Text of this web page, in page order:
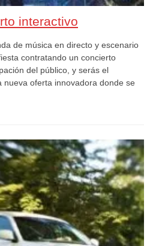
interactivo
de música en directo y escenario
contratando un concierto
del público, y serás el
nueva oferta innovadora donde se